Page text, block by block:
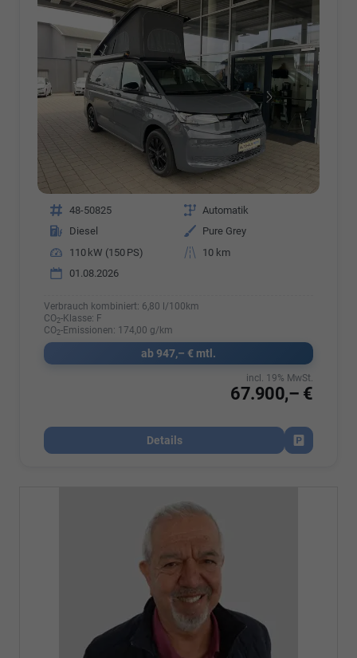
Fahrzeugnr. 48-50825 Getriebe Automatik
Kraftstoff
Diesel Außenfarbe
Pure Grey
Leistung
110 kW (150 PS) Kilometerstand
10 km
01.08.2026
Verbrauch kombiniert: 6,80 l/100km
CO2-Klasse: F
CO2-Emissionen: 174,00 g/km
ab 947,– € mtl.
67.900,– €
incl. 19% MwSt.
Details
Fahrzeug